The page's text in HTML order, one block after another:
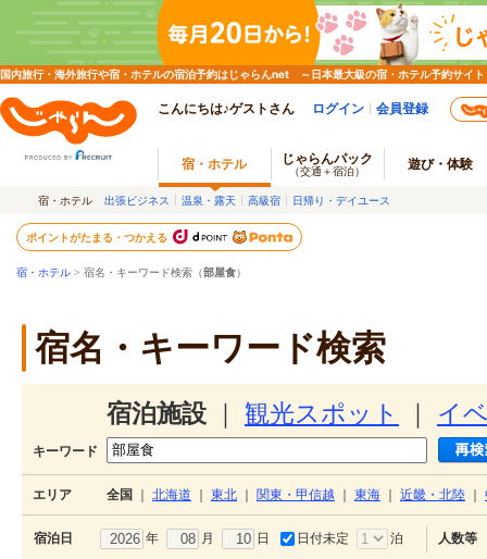
国内旅行・海外旅行や宿・ホテルの宿泊予約はじゃらんnet ～日本最大級の宿・ホテル予約サイト
こんにちは♪ゲストさん ログイン 会員登録
宿・ホテル じゃらんパック
（交通＋宿泊） 遊び・体験
宿・ホテル 出張ビジネス 温泉・露天 高級宿 日帰り・デイユース
ポイントがたまる・つかえる
宿・ホテル > 宿名・キーワード検索（部屋食）
宿名・キーワード検索
宿泊施設 観光スポット イ
キーワード
エリア 全国 北海道 東北 関東・甲信越 東海 近畿・北陸
宿泊日 年 月 日 日付未定 泊 人数等